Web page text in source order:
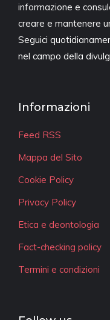
informazione e
creare e mantenere
Seguici
nel campo della
Informazioni
Feed RSS
Mappa del Sito
Cookie Policy
Privacy Policy
Etica e deontologia
Fact-checking policy
Termini e condizioni